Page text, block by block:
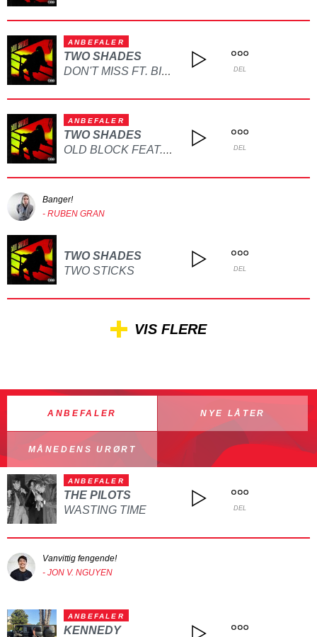
ANBEFALER
TWO SHADES
DON'T MISS FT. BIGGROJO DEL
ANBEFALER
TWO SHADES
OLD BLOCK FEAT. YINTE DEL
Banger!
- RUBEN GRAN
TWO SHADES
TWO STICKS
DEL
VIS FLERE
ANBEFALER NYE LÅTER
MÅNEDENS URØRT
ANBEFALER
THE PILOTS
WASTING TIME
DEL
Vanvittig fengende!
- JON V. NGUYEN
ANBEFALER
KENNEDY